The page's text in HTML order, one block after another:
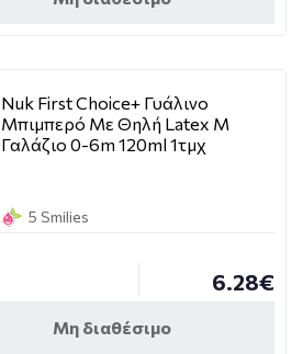
Nuk First Choice+ Γυάλινο
Μπιμπερό Με Θηλή Latex M
Γαλάζιο 0-6m 120ml 1τμχ
5 Smilies
6.28€
Μη διαθέσιμο